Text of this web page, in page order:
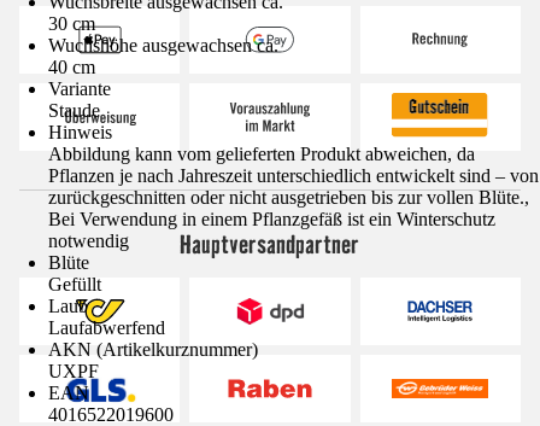
30 cm
Wuchshöhe ausgewachsen ca.
40 cm
Variante
Staude
Hinweis
Abbildung kann vom gelieferten Produkt abweichen, da
Pflanzen je nach Jahreszeit unterschiedlich entwickelt sind – von
zurückgeschnitten oder nicht ausgetrieben bis zur vollen Blüte.,
Bei Verwendung in einem Pflanzgefäß ist ein Winterschutz
notwendig
Blüte
Gefüllt
Laub
Laufabwerfend
AKN (Artikelkurznummer)
UXPF
EAN
4016522019600
Hauptversandpartner